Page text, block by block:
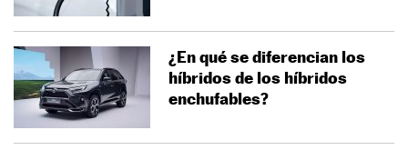
¿En qué se diferencian los
híbridos de los híbridos
enchufables?